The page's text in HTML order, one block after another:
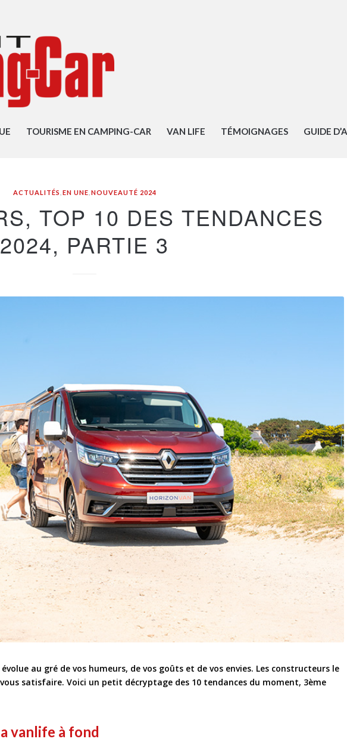
TOURISME EN CAMPING-CAR VAN LIFE TÉMOIGNAGES GUIDE
ACTUALITÉS EN UNE NOUVEAUTÉ 2024
TOP 10 DES TENDANCES
2024, PARTIE 3
au gré de vos humeurs, de vos goûts et de vos envies. Les constructeurs le
satisfaire. Voici un petit décryptage des 10 tendances du moment, 3ème
vanlife à fond